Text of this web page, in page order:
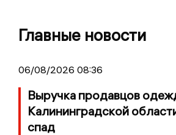
Главные новости
06/08/2026 08:36
Выручка продавцов
Калининградской
спад